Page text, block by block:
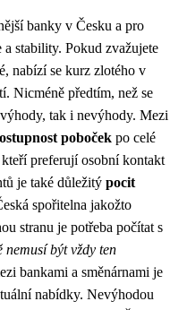
banky v Česku a pro
stability. Pokud zvažujete
nabízí se kurz zlotého v
Nicméně předtím, než se
tak i nevýhody. Mezi
poboček po celé
preferují osobní kontakt
je také důležitý pocit
spořitelna jakožto
stranu je potřeba počítat s
nemusí být vždy ten
bankami a směnárnami je
nabídky. Nevýhodou